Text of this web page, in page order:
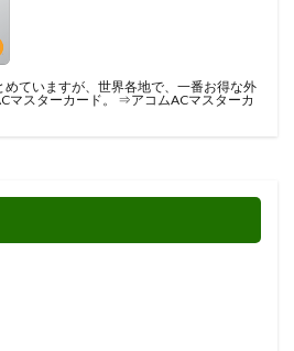
めていますが、世界各地で、一番お得な外
マスターカード。 ⇒アコムACマスターカ